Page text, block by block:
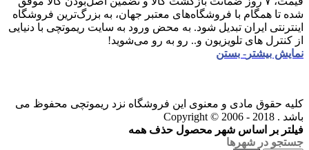
شده تا همگام با فروشگاه‌های معتبر جهان، به بزرگ‌ترین فروشگاه
اینترنتی ایران تبدیل شود. به محض ورود به سایت ریموتچی با دنیایی
از کنترل های تلویزیون و.. رو به رو می‌شوید!
نمایش بیشتر - بستن
کلیه حقوق مادی و معنوی این فروشگاه نزد ریموتچی محفوظ می
باشد . Copyright © 2006 - 2018
فیلتر بر اساس شهر محصول حذف همه